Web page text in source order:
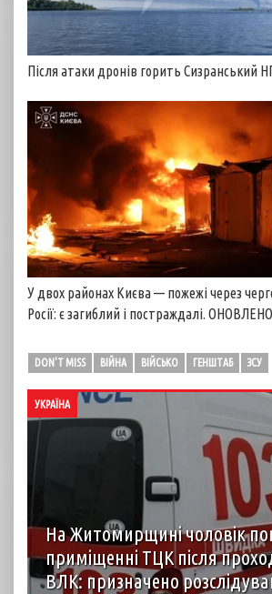
Після атаки дронів горить Сизранський
У двох районах Києва — пожежі через
Росії: є загиблий і постраждалі. ОНОВЛЕНО
DON'T MISS ВІЙНА ВІЙСЬКО ГЕНШТАБ ЗСУ
УКРАЇНА
На Житомирщині чоловік
приміщенні ТЦК після
ВЛК: призначено